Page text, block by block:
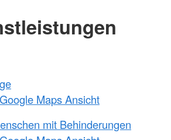
Maps Ansicht
mit Behinderungen